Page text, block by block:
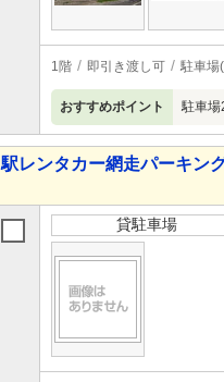
1階 即引き渡し可 駐車場
おすすめポイント 駐車場
駅レンタカー網走パーキン
貸駐車場